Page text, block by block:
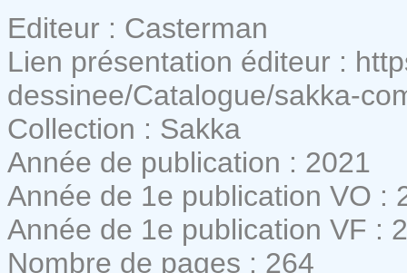
Editeur : Casterman
Lien présentation éditeur :
dessinee/Catalogue/sakka-
Collection : Sakka
Année de publication : 2021
Année de 1e publication VO :
Année de 1e publication VF :
Nombre de pages : 264